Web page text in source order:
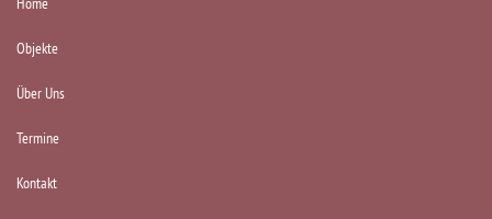
Objekte
Über Uns
Termine
Kontakt